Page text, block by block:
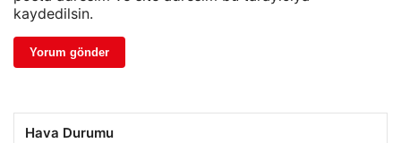
kaydedilsin.
Hava Durumu